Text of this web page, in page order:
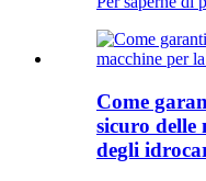
Come
sicuro delle
degli